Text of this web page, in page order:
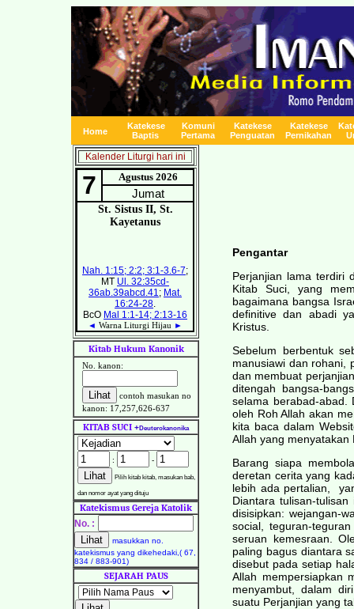
Home
Katekese
Baptis
Komuni
Pertama
Katekese
Penguatan
Katekese
Pernikahan
Kalender Liturgi hari ini
Kitab Hukum Kanonik
No. kanon:
contoh masukan no
kanon: 17,257,626-637
KITAB SUCI +Deuterokanonika
: -
Pilih kitab kitab, masukan bab,
dan nomor ayat yang dituju
Katekismus Gereja Katolik
No. :
masukkan no.
katekismus yang dikehedaki,( 67,
834 / 883-901)
SEJARAH PAUS
Pengantar
Perjanjian lama terdiri
Kitab Suci, yang
bagaimana bangsa
definitive dan abadi
Kristus.
Sebelum berbentuk
manusiawi dan rohani,
dan membuat
ditengah bangsa-
selama berabad-abad.
oleh Roh Allah akan
kita baca dalam
Allah yang
Barang siapa
deretan cerita yang
lebih ada pertalian,
Diantara tulisan-
disisipkan: wejangan-
social, teguran-
seruan kemesraan.
paling bagus diantara
disebut pada setiap
Allah mempersiapkan
menyambut, dalam
suatu Perjanjian yang